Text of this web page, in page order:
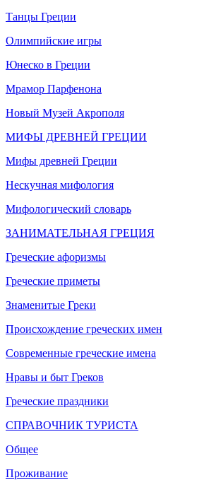
Танцы Греции
Олимпийские игры
Юнеско в Греции
Мрамор Парфенона
Новый Музей Акрополя
МИФЫ ДРЕВНЕЙ ГРЕЦИИ
Мифы древней Греции
Нескучная мифология
Мифологический словарь
ЗАНИМАТЕЛЬНАЯ ГРЕЦИЯ
Греческие афоризмы
Греческие приметы
Знаменитые Греки
Происхождение греческих имен
Современные греческие имена
Нравы и быт Греков
Греческие праздники
СПРАВОЧНИК ТУРИСТА
Общее
Проживание